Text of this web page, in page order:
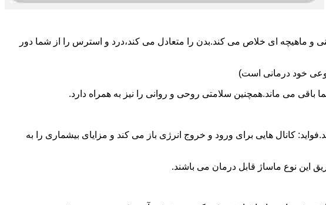
ماهیچه ای خلاص می کند.بدن را متعادل می کند،درد و استرس را از شما دور
خود درمانی است)
باقی می ماند.همچنین سلامتی روحی و روانی را نیز به همراه دارد.
کانال هایی برای ورود و خروج انرژی باز می کند و مزایای بیشماری را به
این نوع ماساژ قابل درمان می باشند.